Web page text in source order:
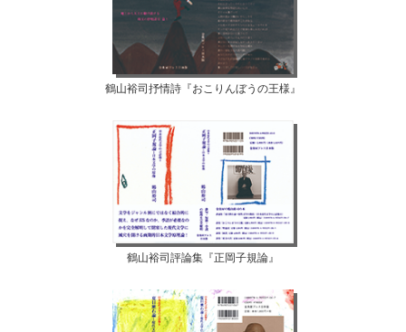
鶴山裕司抒情詩『おこりんぼうの王様』
鶴山裕司評論集『正岡子規論』